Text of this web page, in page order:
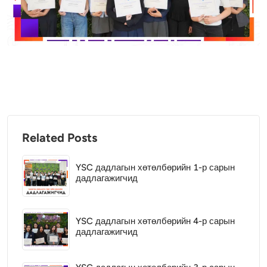
Related Posts
YSC дадлагын хөтөлбөрийн 1-р сарын
дадлагажигчид
YSC дадлагын хөтөлбөрийн 4-р сарын
дадлагажигчид